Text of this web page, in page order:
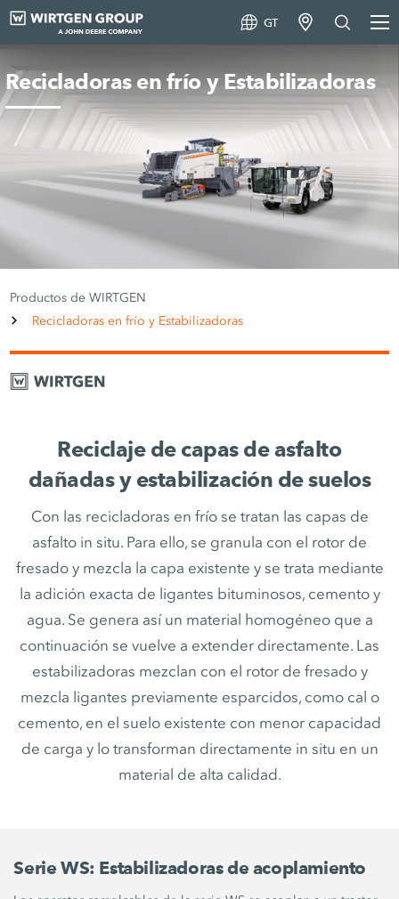
GT
Recicladoras en frío y Estabilizadoras
Productos de WIRTGEN
Recicladoras en frío y Estabilizadoras
Reciclaje de capas de asfalto
dañadas y estabilización de suelos
Con las recicladoras en frío se tratan las capas de
asfalto in situ. Para ello, se granula con el rotor de
fresado y mezcla la capa existente y se trata mediante
la adición exacta de ligantes bituminosos, cemento y
agua. Se genera así un material homogéneo que a
continuación se vuelve a extender directamente. Las
estabilizadoras mezclan con el rotor de fresado y
mezcla ligantes previamente esparcidos, como cal o
cemento, en el suelo existente con menor capacidad
de carga y lo transforman directamente in situ en un
material de alta calidad.
Serie WS: Estabilizadoras de acoplamiento